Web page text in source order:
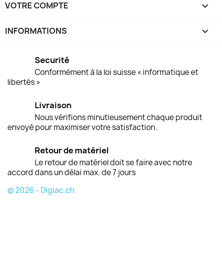
VOTRE COMPTE 
INFORMATIONS keyboard_arrow_down
Securité
Conformément à la loi suisse « informatique et
libertés »
Livraison
Nous vérifions minutieusement chaque produit
envoyé pour maximiser votre satisfaction.
Retour de matériel
Le retour de matériel doit se faire avec notre
accord dans un délai max. de 7 jours
© 2026 - Digiac.ch